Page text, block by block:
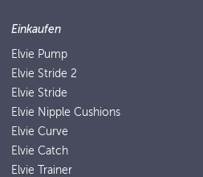
Einkaufen
Elvie Pump
Elvie Stride 2
Elvie Stride
Elvie Nipple Cushions
Elvie Curve
Elvie Catch
Elvie Trainer